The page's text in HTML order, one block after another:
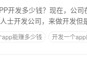
开发多少钱？现在，公
士开发公司，来做开发
app能赚多少钱 开发一个